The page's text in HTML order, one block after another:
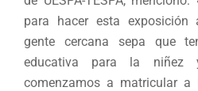
para hacer esta exposición
gente cercana sepa que
educativa para la niñez
comenzamos a matricular a